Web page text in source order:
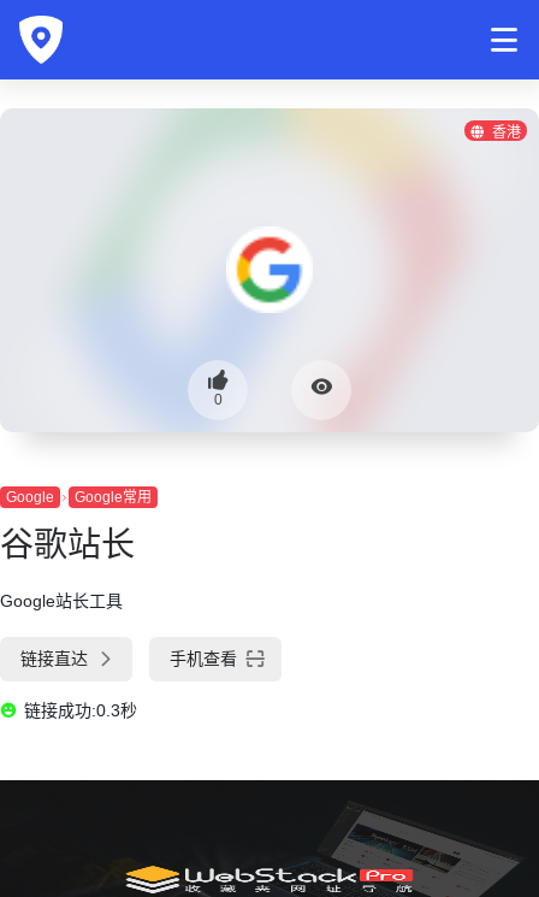
香港
0
Google Google常用
谷歌站长
Google站长工具
链接直达 手机查看
链接成功:0.3秒